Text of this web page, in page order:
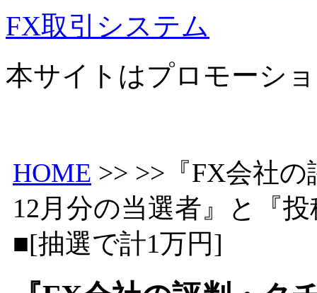
FX取引システム
本サイトはプロモーシ
HOME >> >>『FX会社
12月分の当選者』と『
■[抽選で計1万円]